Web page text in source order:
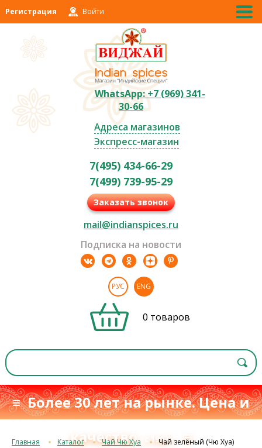
Регистрация Войти
WhatsApp: +7 (969) 341-
30-66
Адреса магазинов
Экспресс-магазин
7(495) 434-66-29
7(499) 739-95-29
Заказать звонок
mail@indianspices.ru
Подписка на новости
РУС ENG
0 товаров
≡ Более 30 лет на рынке. Цена и
качество
с 1993 г.≡
Главная Каталог Чай Чю Хуа Чай зелёный (Чю Хуа)